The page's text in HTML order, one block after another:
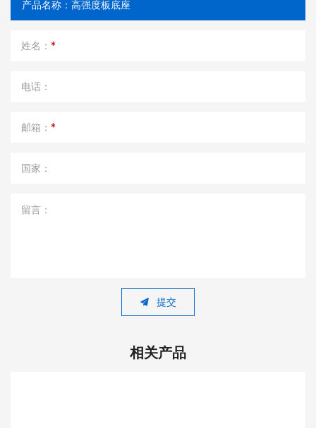
姓名： *
电话：
邮箱： *
国家：
留言：
提交
相关产品